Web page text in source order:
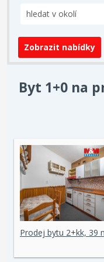
hledat v okolí
Byt 1+0 na
Prodej bytu 2+kk, 39